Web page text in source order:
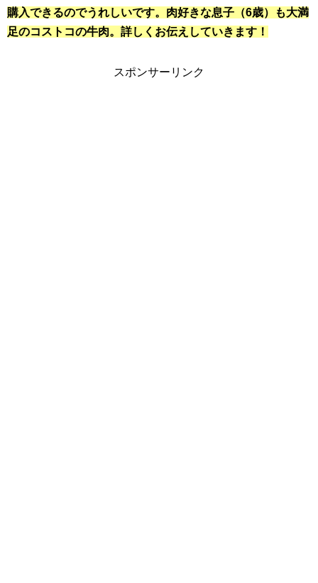
購入できるのでうれしいです。肉好きな息子（6歳）も大満
足のコストコの牛肉。詳しくお伝えしていきます！
スポンサーリンク